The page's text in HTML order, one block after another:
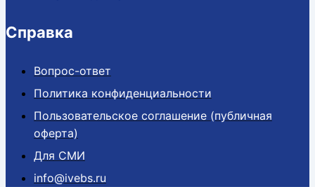
Справка
Вопрос-ответ
Политика конфиденциальности
Пользовательское соглашение (публичная
оферта)
Для СМИ
info@ivebs.ru